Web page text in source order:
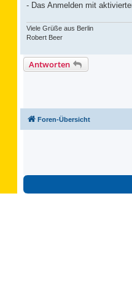
- Das Anmelden mit
Viele Grüße aus Berlin
Robert Beer
Antworten
Foren-Übersicht